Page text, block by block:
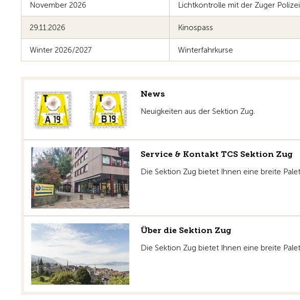
November 2026 Lichtkontrolle mit der Zuger Polizei
29.11.2026 Kinospass
Winter 2026/2027 Winterfahrkurse
News
Neuigkeiten aus der Sektion Zug.
Service & Kontakt TCS Sektion Zug
Die Sektion Zug bietet Ihnen eine breite
Über die Sektion Zug
Die Sektion Zug bietet Ihnen eine breite